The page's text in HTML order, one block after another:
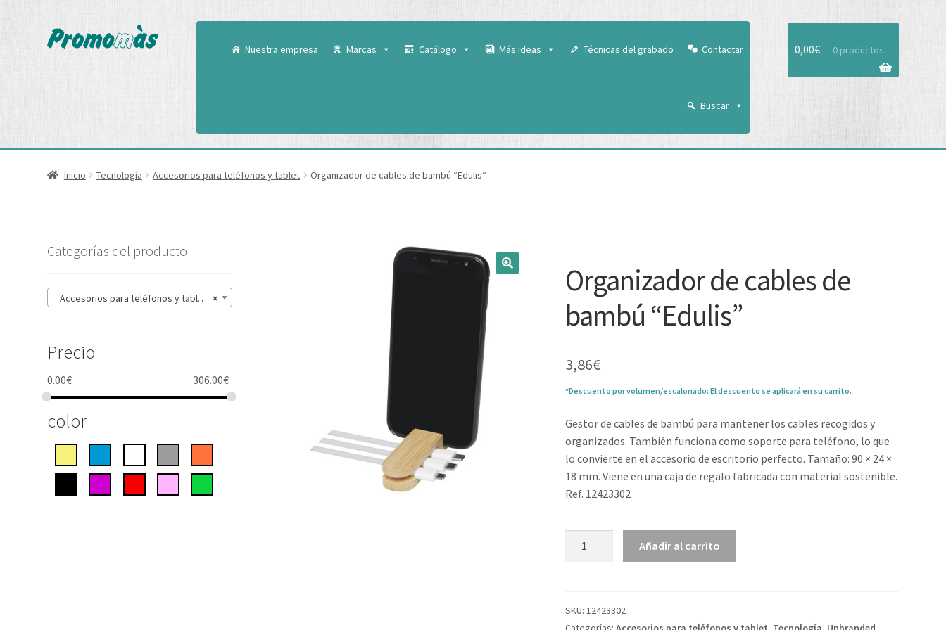
Nuestra empresa Marcas Catálogo Más ideas Técnicas del grabado Contactar
Buscar
0,00€ 0 productos
Inicio Tecnología Accesorios para teléfonos y tablet Organizador de cables de bambú “Edulis”
Organizador de cables de
bambú “Edulis”
3,86€
*Descuento por volumen/escalonado: El descuento se aplicará en su carrito.
Gestor de cables de bambú para mantener los cables recogidos y
organizados. También funciona como soporte para teléfono, lo que
lo convierte en el accesorio de escritorio perfecto. Tamaño: 90 × 24 ×
18 mm. Viene en una caja de regalo fabricada con material sostenible.
Ref. 12423302
bambú
"Edulis"
Añadir al carrito
SKU:12423302
Categorías del producto
×
Accesorios para teléfonos y tablet (14)
Precio
0.00€ 306.00€
color
Aceptar